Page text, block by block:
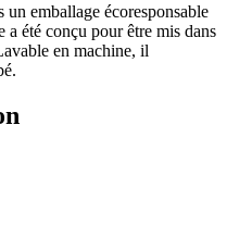
emballage écoresponsable
été conçu pour être mis dans
en machine, il